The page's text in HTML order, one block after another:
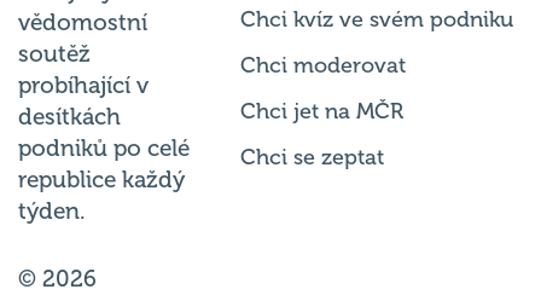
vědomostní
soutěž
probíhající v
desítkách
podniků po celé
republice každý
týden.
© 2026
Chci kvíz ve svém podniku
Chci moderovat
Chci jet na MČR
Chci se zeptat